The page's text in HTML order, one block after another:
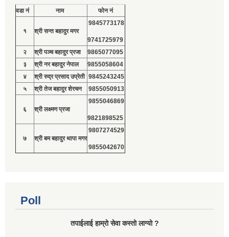
वडा नं नाम फोन नं
१ श्री सन्त बहादुर मगर
9845773178
9741725979
२
श्री पञ्च बहादुर प्रजा
9865077095
३
श्री नर बहादुर नेपाल
9855058604
४
श्री रुद्र प्रसाद उप्रेती 9845243245
५
श्री तेज बहादुर शेरचन 9855050913
६ श्री लक्ष्मण प्रजा
9855046869
9821898525
७ श्री बम बहादुर थापा मगर
9807274529
9855042670
Poll
तपाईलाई हाम्रो सेवा कस्तो लाग्यो ?